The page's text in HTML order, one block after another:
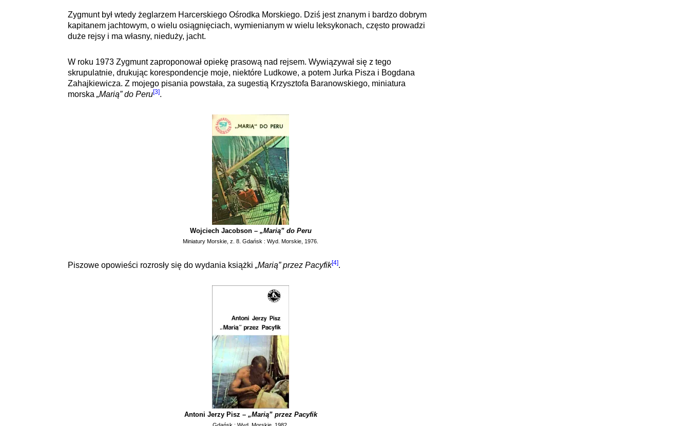
Zygmunt był wtedy żeglarzem Harcerskiego Ośrodka Morskiego. Dziś jest znanym i bardzo dobrym
kapitanem jachtowym, o wielu osiągnięciach, wymienianym w wielu leksykonach, często prowadzi
duże rejsy i ma własny, nieduży, jacht.
W roku 1973 Zygmunt zaproponował opiekę prasową nad rejsem. Wywiązywał się z tego
skrupulatnie, drukując korespondencje moje, niektóre Ludkowe, a potem Jurka Pisza i Bogdana
Zahajkiewicza. Z mojego pisania powstała, za sugestią Krzysztofa Baranowskiego, miniatura
morska „Marią” do Peru[3].
Wojciech Jacobson – „Marią” do Peru
Miniatury Morskie, z. 8. Gdańsk : Wyd. Morskie, 1976.
Piszowe opowieści rozrosły się do wydania książki „Marią” przez Pacyfik[4].
Antoni Jerzy Pisz – „Marią” przez Pacyfik